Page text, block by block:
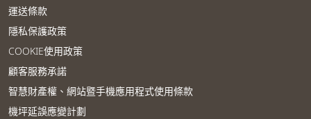
運送條款
隱私保護政策
COOKIE使用政策
顧客服務承諾
智慧財產權、網站暨手機應用程式使用條款
機坪延誤應變計劃